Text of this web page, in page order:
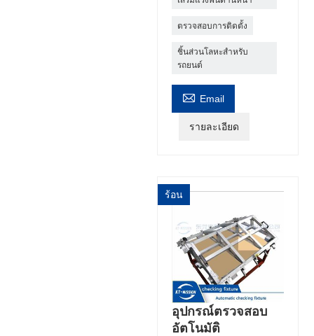
ตรวจสอบการติดตั้ง
ชิ้นส่วนโลหะสำหรับ
รถยนต์
 Email
รายละเอียด
ร้อน
อุปกรณ์ตรวจสอบ
อัตโนมัติ